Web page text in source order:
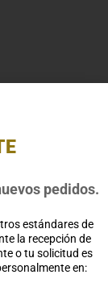
Eugenol,
Ionone,
pedidos.
estándares de
la recepción de
o tu solicitud es
en: